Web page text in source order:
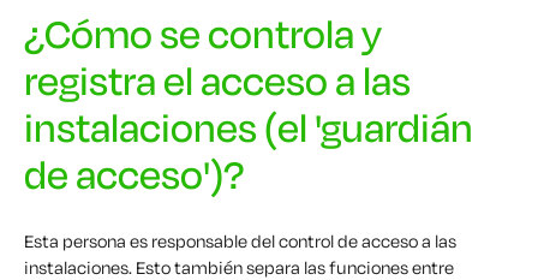
¿Cómo se controla y
registra el acceso a las
instalaciones (el 'guardián
de acceso')?
Esta persona es responsable del control de acceso a las
instalaciones. Esto también separa las funciones entre